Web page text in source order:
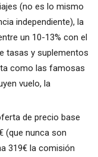
(no es lo mismo
independiente), la
un 10-13% con el
tasas y suplementos
como las famosas
vuelo, la
de precio base
(que nunca son
319€ la comisión